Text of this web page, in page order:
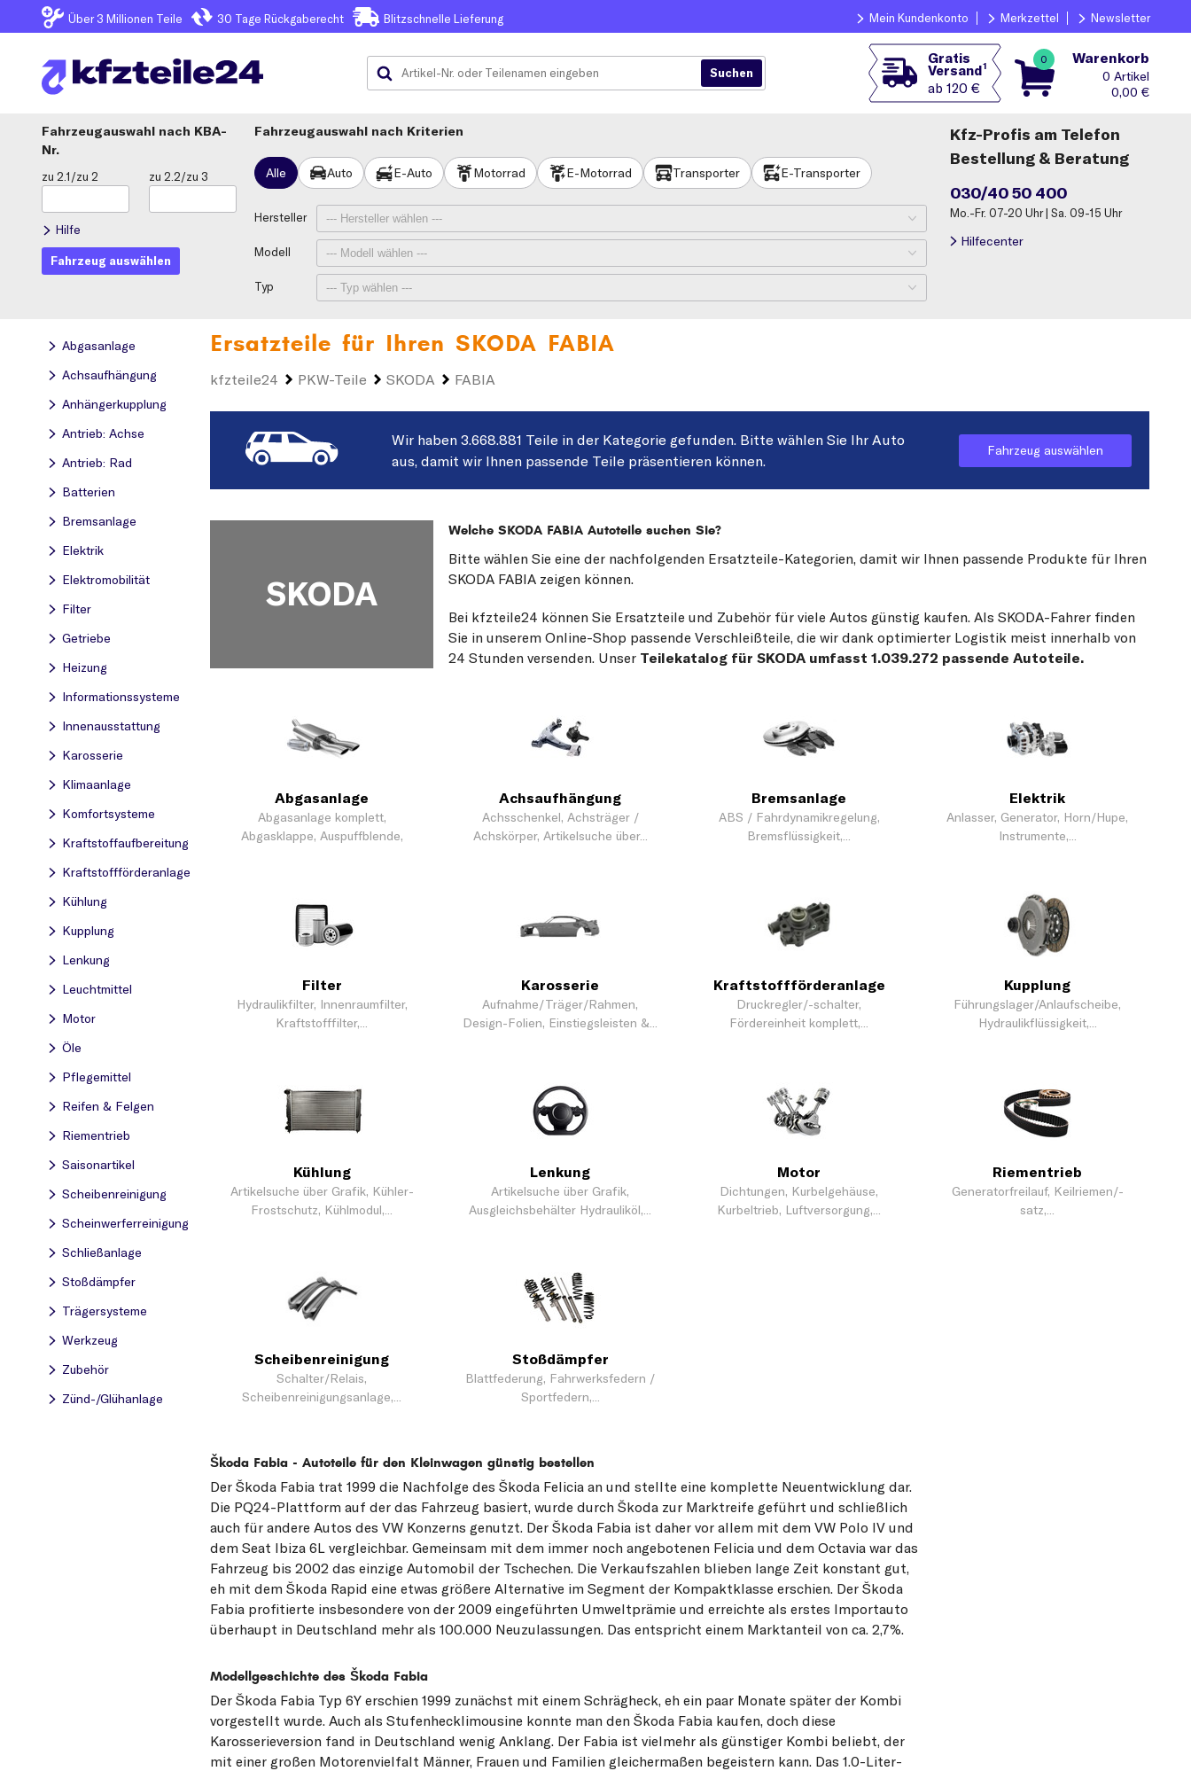
Über 3 Millionen Teile 30 Tage Rückgaberecht Blitzschnelle Lieferung Mein Kundenkonto Merkzettel Newsletter
Gratis
Versand1
ab 120 €
0 Warenkorb
0
0,00 €
Fahrzeugauswahl
KBA-
Nr.
zu 2.1/zu 2 zu 2.2/zu 3
Hilfe
Fahrzeug auswählen
Fahrzeugauswahl nach Kriterien
Alle Auto E-Auto Motorrad E-Motorrad Transporter E-Transporter
Hersteller
Modell
Typ
Kfz-Profis am Telefon
Bestellung & Beratung
030/40 50 400
Mo.-Fr. 07-20 Uhr | Sa. 09-15 Uhr
Hilfecenter
Abgasanlage
Achsaufhängung
Anhängerkupplung
Antrieb: Achse
Antrieb: Rad
Batterien
Bremsanlage
Elektrik
Elektromobilität
Filter
Getriebe
Heizung
Informationssysteme
Innenausstattung
Karosserie
Klimaanlage
Komfortsysteme
Kraftstoff­aufbereitung
Kraftstoff­förderanlage
Kühlung
Kupplung
Lenkung
Leuchtmittel
Motor
Öle
Pflegemittel
Reifen & Felgen
Riementrieb
Saisonartikel
Scheibenreinigung
Scheinwerferreinigung
Schließanlage
Stoßdämpfer
Trägersysteme
Werkzeug
Zubehör
Zünd-/Glühanlage
Ersatzteile für Ihren SKODA FABIA
kfzteile24 PKW-Teile SKODA FABIA
Wir haben 3.668.881 Teile in der Kategorie gefunden. Bitte wählen Sie Ihr Auto
aus, damit wir Ihnen passende Teile präsentieren können.
Fahrzeug auswählen
SKODA
Welche SKODA FABIA Autoteile suchen Sie?
Bitte wählen Sie eine der nachfolgenden Ersatzteile-Kategorien, damit wir Ihnen passende Produkte für Ihren
SKODA FABIA zeigen können.
Bei kfzteile24 können Sie Ersatzteile und Zubehör für viele Autos günstig kaufen. Als SKODA-Fahrer finden
Sie in unserem Online-Shop passende Verschleißteile, die wir dank optimierter Logistik meist innerhalb von
24 Stunden versenden. Unser Teilekatalog für SKODA umfasst 1.039.272 passende Autoteile.
Abgasanlage
Abgasanlage komplett,
Abgasklappe, Auspuffblende,
Achsaufhängung
Achsschenkel, Achsträger /
Achskörper, Artikelsuche über...
Bremsanlage
ABS / Fahrdynamikregelung,
Bremsflüssigkeit,...
Elektrik
Anlasser, Generator, Horn/Hupe,
Instrumente,...
Filter
Hydraulikfilter, Innenraumfilter,
Kraftstofffilter,...
Karosserie
Aufnahme/Träger/Rahmen,
Design-Folien, Einstiegsleisten &...
Kraftstoffförderanlage
Druckregler/-schalter,
Fördereinheit komplett,...
Kupplung
Führungslager/Anlaufscheibe,
Hydraulikflüssigkeit,...
Kühlung
Artikelsuche über Grafik, Kühler-
Frostschutz, Kühlmodul,...
Lenkung
Artikelsuche über Grafik,
Ausgleichsbehälter Hydrauliköl,...
Motor
Dichtungen, Kurbelgehäuse,
Kurbeltrieb, Luftversorgung,...
Riementrieb
Generatorfreilauf, Keilriemen/-
satz,...
Scheibenreinigung
Schalter/Relais,
Scheibenreinigungsanlage,...
Stoßdämpfer
Blattfederung, Fahrwerksfedern /
Sportfedern,...
Škoda Fabia - Autoteile für den Kleinwagen günstig bestellen
Der Škoda Fabia trat 1999 die Nachfolge des Škoda Felicia an und stellte eine komplette Neuentwicklung dar.
Die PQ24-Plattform auf der das Fahrzeug basiert, wurde durch Škoda zur Marktreife geführt und schließlich
auch für andere Autos des VW Konzerns genutzt. Der Škoda Fabia ist daher vor allem mit dem VW Polo IV und
dem Seat Ibiza 6L vergleichbar. Gemeinsam mit dem immer noch angebotenen Felicia und dem Octavia war das
Fahrzeug bis 2002 das einzige Automobil der Tschechen. Die Verkaufszahlen blieben lange Zeit konstant gut,
eh mit dem Škoda Rapid eine etwas größere Alternative im Segment der Kompaktklasse erschien. Der Škoda
Fabia profitierte insbesondere von der 2009 eingeführten Umweltprämie und erreichte als erstes Importauto
überhaupt in Deutschland mehr als 100.000 Neuzulassungen. Das entspricht einem Marktanteil von ca. 2,7%.
Modellgeschichte des Škoda Fabia
Der Škoda Fabia Typ 6Y erschien 1999 zunächst mit einem Schrägheck, eh ein paar Monate später der Kombi
vorgestellt wurde. Auch als Stufenhecklimousine konnte man den Škoda Fabia kaufen, doch diese
Karosserieversion fand in Deutschland wenig Anklang. Der Fabia ist vielmehr als günstiger Kombi beliebt, der
mit einer großen Motorenvielfalt Männer, Frauen und Familien gleichermaßen begeistern kann. Das 1.0-Liter-